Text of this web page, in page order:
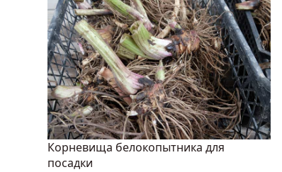
Корневища белокопытника для
посадки